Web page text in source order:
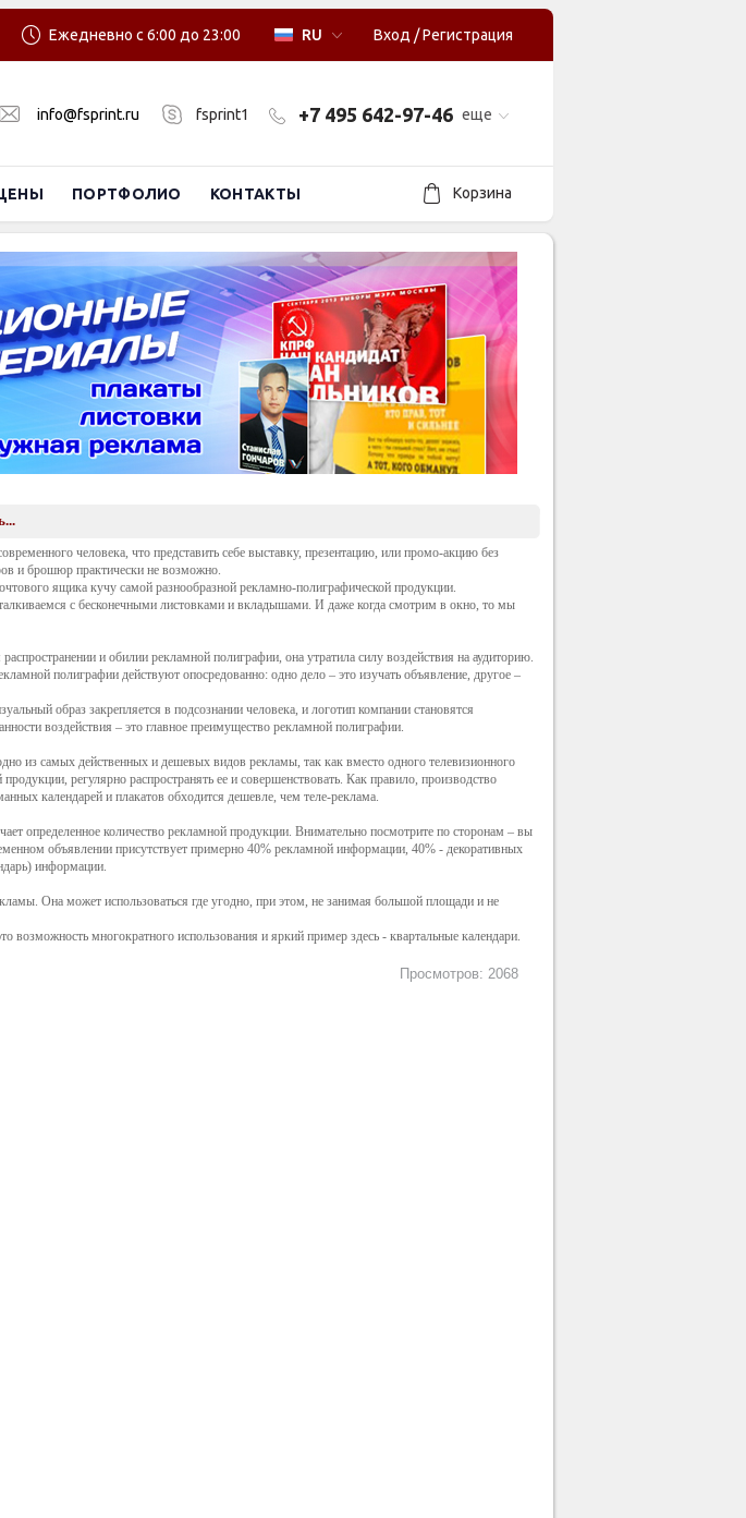
Вход /Регистрация
RU
Ежедневно с 6:00 до 23:00
info@fsprint.ru fsprint1 еще
+7 495 642-97-46
ПОРТФОЛИО КОНТАКТЫ Корзина
человека, что представить себе выставку, презентацию, или промо-акцию без
и брошюр практически не возможно.
ящика кучу самой разнообразной рекламно-полиграфической продукции.
с бесконечными листовками и вкладышами. И даже когда смотрим в окно, то мы
и обилии рекламной полиграфии, она утратила силу воздействия на аудиторию.
полиграфии действуют опосредованно: одно дело – это изучать объявление, другое –
образ закрепляется в подсознании человека, и логотип компании становятся
воздействия – это главное преимущество рекламной полиграфии.
из самых действенных и дешевых видов рекламы, так как вместо одного телевизионного
регулярно распространять ее и совершенствовать. Как правило, производство
календарей и плакатов обходится дешевле, чем теле-реклама.
определенное количество рекламной продукции. Внимательно посмотрите по сторонам – вы
объявлении присутствует примерно 40% рекламной информации, 40% - декоративных
информации.
Она может использоваться где угодно, при этом, не занимая большой площади и не
многократного использования и яркий пример здесь - квартальные календари.
Просмотров: 2068